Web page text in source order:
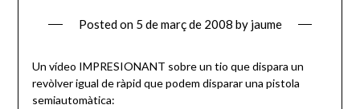
Posted on 5 de març de 2008 by jaume
Un vídeo IMPRESIONANT sobre un tio que dispara un
revòlver igual de ràpid que podem disparar una pistola
semiautomàtica: